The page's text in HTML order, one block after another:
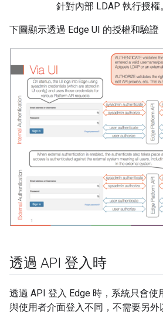
針對內部 LDAP 執行授權
下圖顯示透過 Edge UI 的授權和驗證
透過 API 登入時
透過 API 登入 Edge 時，系統只會使
與使用者介面登入不同，不需要另外